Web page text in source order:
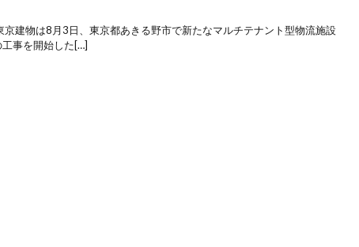
建物は8月3日、東京都あきる野市で新たなマルチテナント型物流施設
工事を開始した[…]